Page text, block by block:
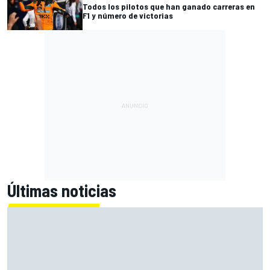
Todos los pilotos que han ganado carreras en
F1 y número de victorias
Últimas noticias